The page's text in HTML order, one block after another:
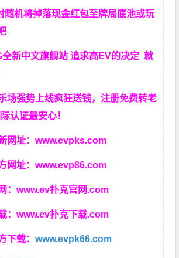
随机将掉落现金红包至牌局底池或玩
全新中文旗舰站 追求高EV的决定就
场强势上线疯狂送钱，注册免费转老
认证最安心！
网址：www.evpks.com
网址：www.evp86.com
：www.ev扑克官网.com
：www.ev扑克下载.com
下载：www.evpk66.com